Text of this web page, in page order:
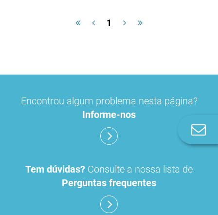
1
Encontrou algum problema nesta página?
Informe-nos
Tem dúvidas? Consulte a nossa lista de
Perguntas frequentes